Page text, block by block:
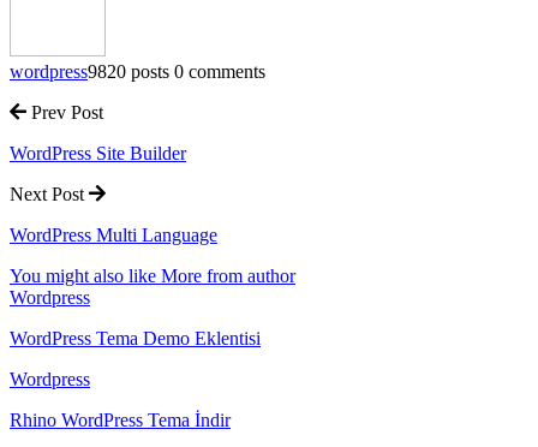
wordpress9820 posts 0 comments
Prev Post
WordPress Site Builder
Next Post
WordPress Multi Language
You might also like More from author
Wordpress
WordPress Tema Demo Eklentisi
Wordpress
Rhino WordPress Tema İndir